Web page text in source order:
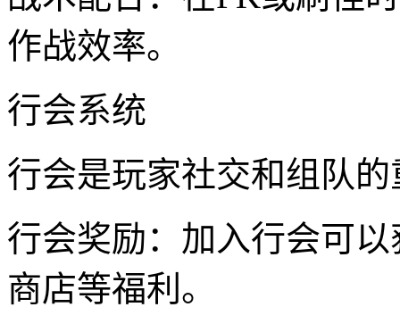
作战效率。
行会系统
行会是玩家社交和组队
行会奖励：加入行会可
商店等福利。